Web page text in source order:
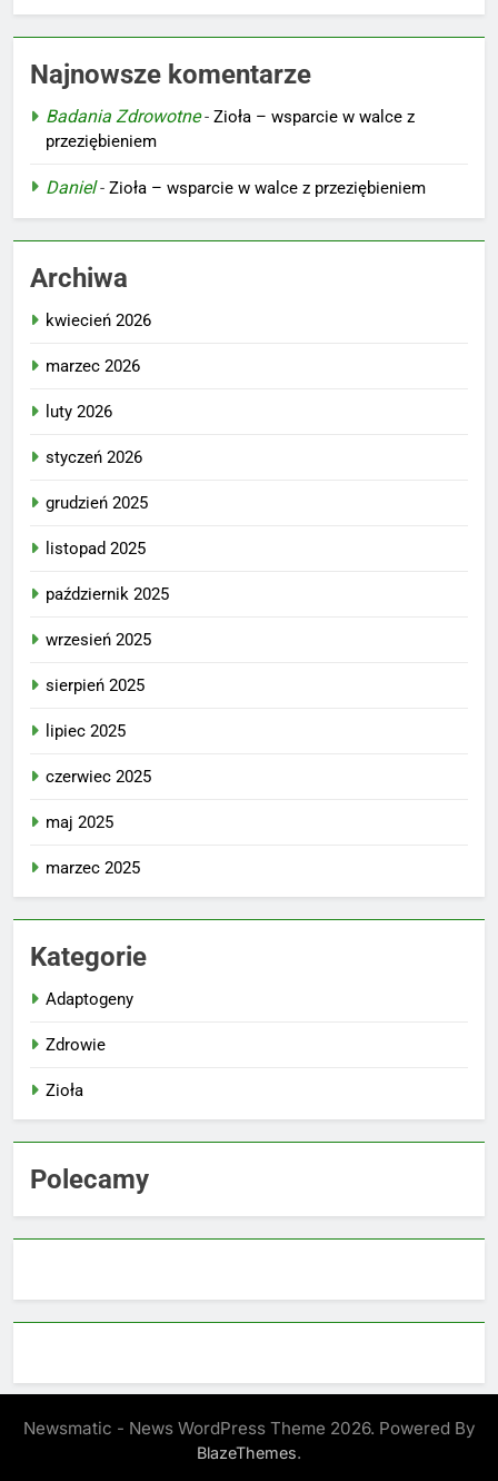
Najnowsze komentarze
Badania Zdrowotne- Zioła – wsparcie w walce z
przeziębieniem
Daniel- Zioła – wsparcie w walce z przeziębieniem
Archiwa
kwiecień 2026
marzec 2026
luty 2026
styczeń 2026
grudzień 2025
listopad 2025
październik 2025
wrzesień 2025
sierpień 2025
lipiec 2025
czerwiec 2025
maj 2025
marzec 2025
Kategorie
Adaptogeny
Zdrowie
Zioła
Polecamy
Newsmatic - News WordPress Theme 2026. Powered By
BlazeThemes.